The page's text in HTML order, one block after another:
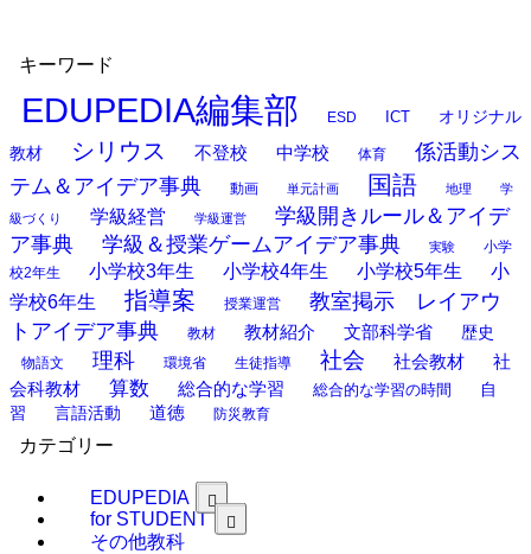
キーワード
EDUPEDIA編集部 ESD ICT
オリジナル
教材
シリウス 不登校 中学校 体育
係活動シス
テム＆アイデア事典
動画 単元計画 国語 地理 学
級づくり 学級経営 学級運営
学級開きルール＆アイデ
ア事典
学級＆授業ゲームアイデア事典 実験
小学
校2年生
小学校3年生 小学校4年生 小学校5年生
小
学校6年生
指導案 授業運営
教室掲示 レイアウ
トアイデア事典
教材 教材紹介 文部科学省 歴史
物語文 理科 環境省 生徒指導 社会 社会教材
社
会科教材
算数 総合的な学習 総合的な学習の時間
自
習
言語活動 道徳 防災教育
カテゴリー
EDUPEDIA
for STUDENT
その他教科